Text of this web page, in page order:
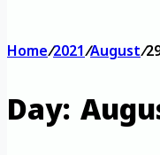
Home/2021/August/
Day: